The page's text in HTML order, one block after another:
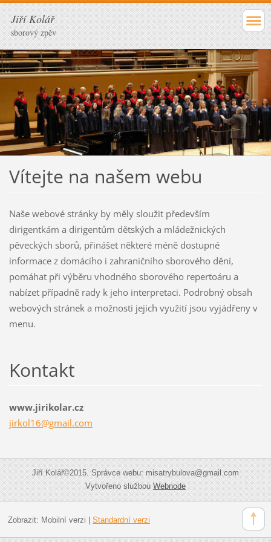
Jiří Kolář
sborový zpěv
Vítejte na našem webu
Naše webové stránky by měly sloužit především
dirigentkám a dirigentům dětských a mládežnických
pěveckých sborů, přinášet některé méně dostupné
informace z domácího i zahraničního sborového dění,
pomáhat při výběru vhodného sborového repertoáru a
nabízet případně rady k jeho interpretaci. Podrobný obsah
webových stránek a možnosti jejich využití jsou vyjádřeny v
menu.
Kontakt
www.jirikolar.cz
jirkol16@gmail.com
Jiří Kolář©2015. Správce webu: misatrybulova@gmail.com
Vytvořeno službouWebnode
Zobrazit: Mobilní verzi | Standardní verzi